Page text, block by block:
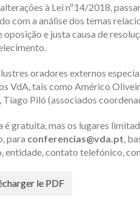
à Lei nº14/2018,
com a análise dos temas
oposição e justa causa de
oradores externos
VdA, tais como Américo
Tiago Piló (associados
é gratuita, mas os lugares
para conferencias@vda.pt ,
entidade, contato telefónico,
le PDF